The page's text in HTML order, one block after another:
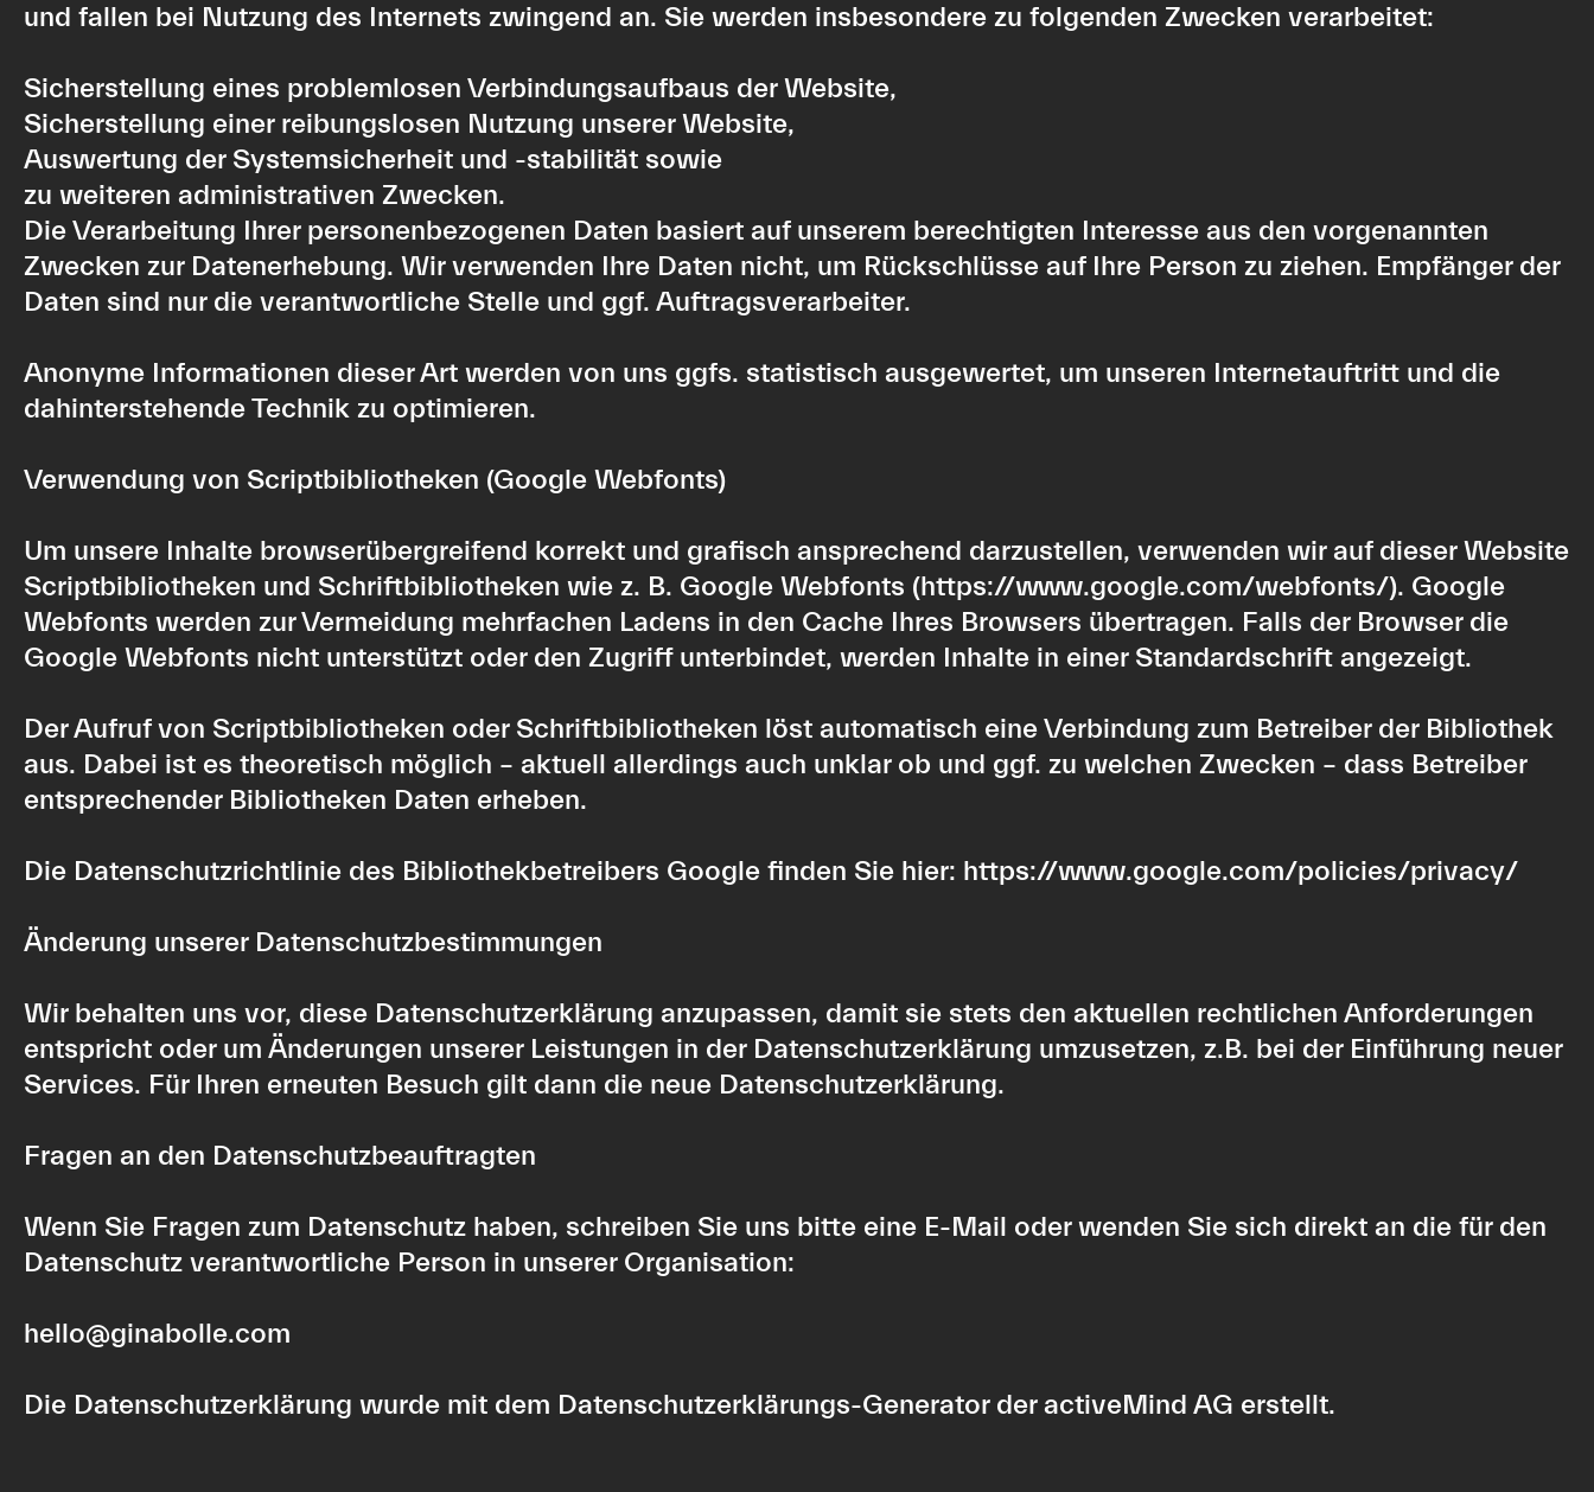
und fallen bei Nutzung des Internets zwingend an. Sie werden insbesondere zu folgenden Zwecken verarbeitet:
Sicherstellung eines problemlosen Verbindungsaufbaus der Website,
Sicherstellung einer reibungslosen Nutzung unserer Website,
Auswertung der Systemsicherheit und -stabilität sowie
zu weiteren administrativen Zwecken.
Die Verarbeitung Ihrer personenbezogenen Daten basiert auf unserem berechtigten Interesse aus den vorgenannten
Zwecken zur Datenerhebung. Wir verwenden Ihre Daten nicht, um Rückschlüsse auf Ihre Person zu ziehen. Empfänger der
Daten sind nur die verantwortliche Stelle und ggf. Auftragsverarbeiter.
Anonyme Informationen dieser Art werden von uns ggfs. statistisch ausgewertet, um unseren Internetauftritt und die
dahinterstehende Technik zu optimieren.
Verwendung von Scriptbibliotheken (Google Webfonts)
Um unsere Inhalte browserübergreifend korrekt und grafisch ansprechend darzustellen, verwenden wir auf dieser Website
Scriptbibliotheken und Schriftbibliotheken wie z. B. Google Webfonts (https://www.google.com/webfonts/). Google
Webfonts werden zur Vermeidung mehrfachen Ladens in den Cache Ihres Browsers übertragen. Falls der Browser die
Google Webfonts nicht unterstützt oder den Zugriff unterbindet, werden Inhalte in einer Standardschrift angezeigt.
Der Aufruf von Scriptbibliotheken oder Schriftbibliotheken löst automatisch eine Verbindung zum Betreiber der Bibliothek
aus. Dabei ist es theoretisch möglich – aktuell allerdings auch unklar ob und ggf. zu welchen Zwecken – dass Betreiber
entsprechender Bibliotheken Daten erheben.
Die Datenschutzrichtlinie des Bibliothekbetreibers Google finden Sie hier: https://www.google.com/policies/privacy/
Änderung unserer Datenschutzbestimmungen
Wir behalten uns vor, diese Datenschutzerklärung anzupassen, damit sie stets den aktuellen rechtlichen Anforderungen
entspricht oder um Änderungen unserer Leistungen in der Datenschutzerklärung umzusetzen, z.B. bei der Einführung neuer
Services. Für Ihren erneuten Besuch gilt dann die neue Datenschutzerklärung.
Fragen an den Datenschutzbeauftragten
Wenn Sie Fragen zum Datenschutz haben, schreiben Sie uns bitte eine E-Mail oder wenden Sie sich direkt an die für den
Datenschutz verantwortliche Person in unserer Organisation:
hello@ginabolle.com
Die Datenschutzerklärung wurde mit dem Datenschutzerklärungs-Generator der activeMind AG erstellt.